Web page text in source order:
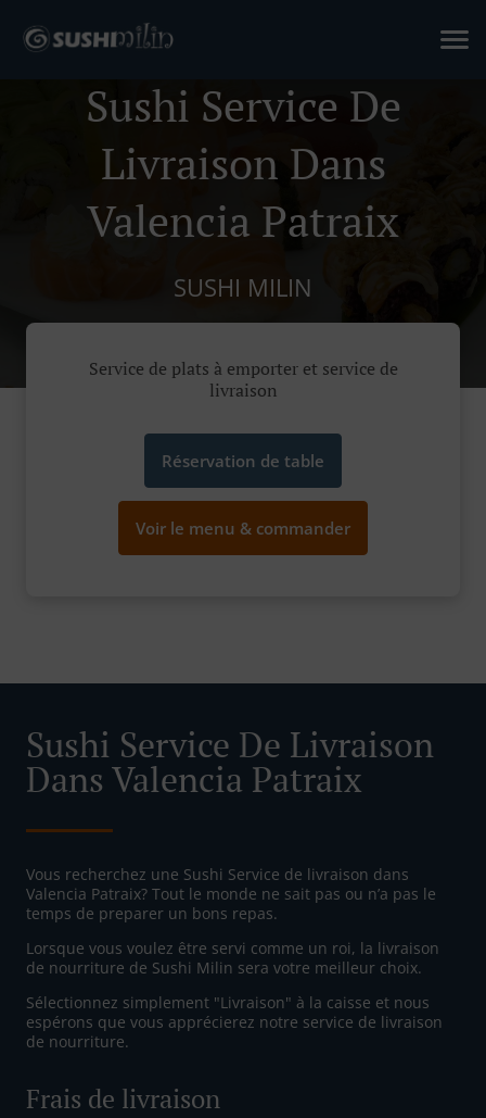
Sushi Service De
Livraison Dans
Valencia Patraix
SUSHI MILIN
Service de plats à emporter et service de
livraison
Réservation de table
Voir le menu & commander
Sushi Service De Livraison
Dans Valencia Patraix
Vous recherchez une Sushi Service de livraison dans
Valencia Patraix? Tout le monde ne sait pas ou n’a pas le
temps de preparer un bons repas.
Lorsque vous voulez être servi comme un roi, la livraison
de nourriture de Sushi Milin sera votre meilleur choix.
Sélectionnez simplement "Livraison" à la caisse et nous
espérons que vous apprécierez notre service de livraison
de nourriture.
Frais de livraison